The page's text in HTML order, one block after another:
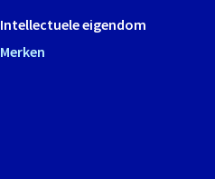
Intellectuele eigendom
Merken